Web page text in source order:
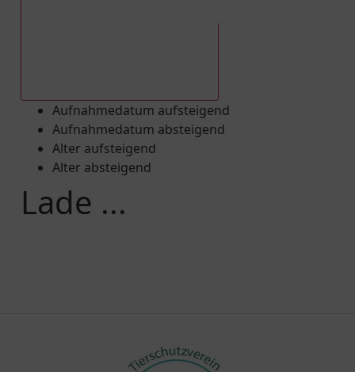
Aufnahmedatum aufsteigend
Aufnahmedatum absteigend
Alter aufsteigend
Alter absteigend
Lade ...